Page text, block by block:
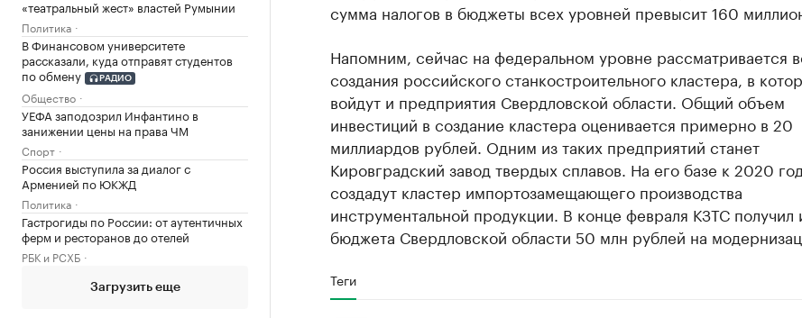
«театральный жест» властей Румынии
Политика
В Финансовом университете
рассказали, куда отправят студентов
по обмену
РАДИО
Общество
УЕФА заподозрил Инфантино в
занижении цены на права ЧМ
Спорт
Россия выступила за диалог с
Арменией по ЮКЖД
Политика
Гастрогиды по России: от аутентичных
ферм и ресторанов до отелей
РБК и РСХБ
Загрузить еще
сумма налогов в бюджеты всех уровней превысит 160
Напомним, сейчас на федеральном уровне рассматривается
создания российского станкостроительного кластера, в
войдут и предприятия Свердловской области. Общий объем
инвестиций в создание кластера оценивается примерно в 20
миллиардов рублей. Одним из таких предприятий станет
Кировградский завод твердых сплавов. На его базе к 2020
создадут кластер импортозамещающего производства
инструментальной продукции. В конце февраля КЗТС получил
бюджета Свердловской области 50 млн рублей на
Теги